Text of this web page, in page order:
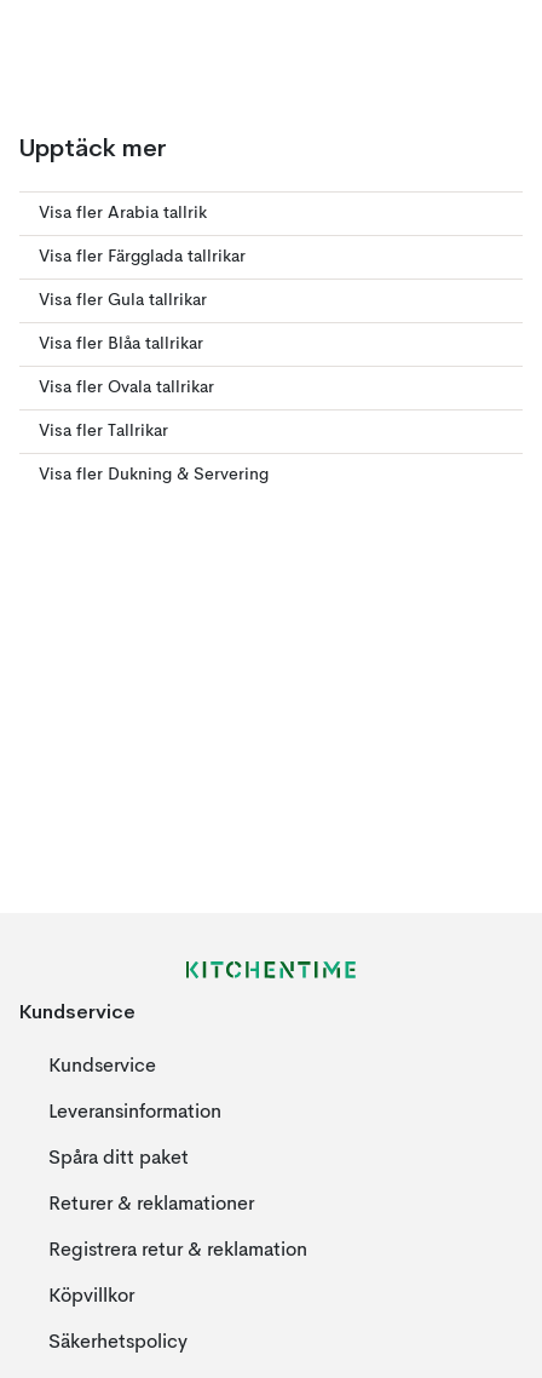
Upptäck mer
Visa fler Arabia tallrik
Visa fler Färgglada tallrikar
Visa fler Gula tallrikar
Visa fler Blåa tallrikar
Visa fler Ovala tallrikar
Visa fler Tallrikar
Visa fler Dukning & Servering
Kundservice
Kundservice
Leveransinformation
Spåra ditt paket
Returer & reklamationer
Registrera retur & reklamation
Köpvillkor
Säkerhetspolicy